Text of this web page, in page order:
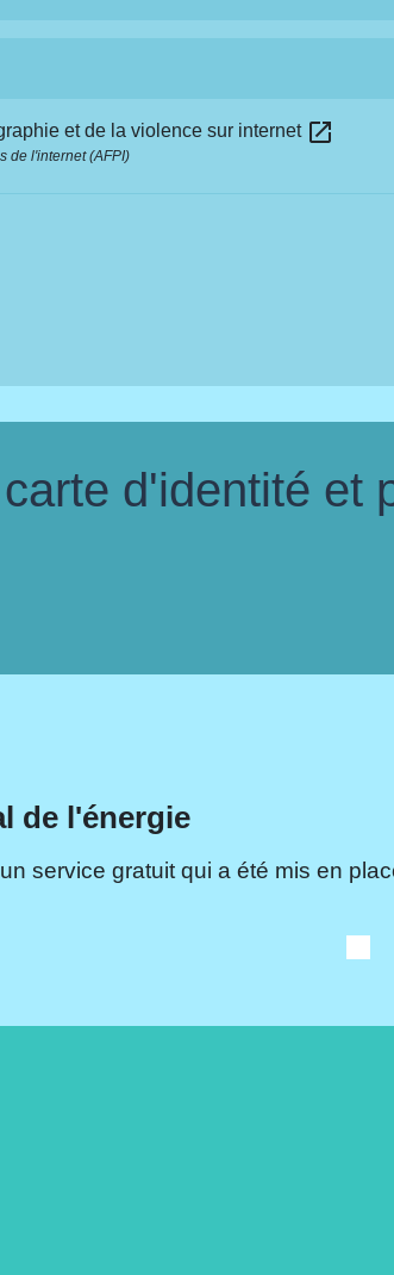
et de la violence sur internet open_in_new
de l'internet (AFPI)
d'identité et
de l'énergie
service gratuit qui a été mis en